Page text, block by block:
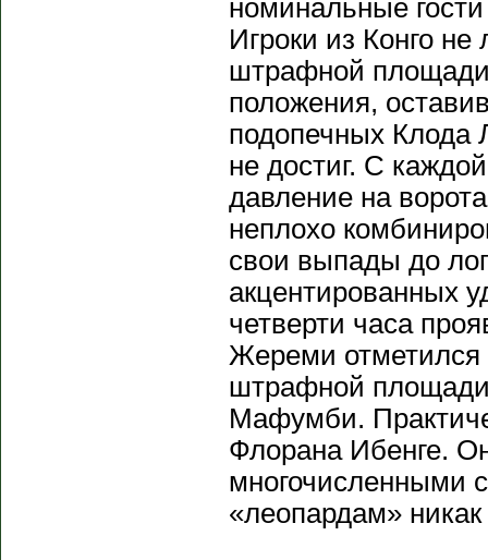
номинальные
Игроки из Конго
штрафной площади
положения,
подопечных Клода
не достиг. С
давление на
неплохо
свои выпады до
акцентированных
четверти часа
Жереми
штрафной
Мафумби.
Флорана Ибенге.
многочисленными
«леопардам»